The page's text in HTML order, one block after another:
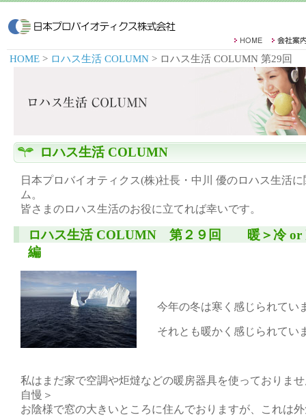
HOME > ロハス生活 COLUMN > ロハス生活 COLUMN 第29回
ロハス生活 COLUMN
日本プロバイオティクス(株)社長・中川 優のロハス生活
ム。
皆さまのロハス生活のお役に立てれば幸いです。
ロハス生活 COLUMN 第２９回 暖＞冷 or
編
今年の冬は寒く感じられてい
それとも暖かく感じられてい
私はまだ家で空調や炬燵などの暖房器具を使っておりま
自慢＞
お陰様で窓の大きいところに住んでおりますが、これは